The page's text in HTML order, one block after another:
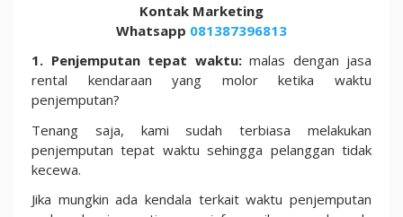
Kontak Marketing
Whatsapp 081387396813
1. Penjemputan tepat waktu: malas dengan jasa
rental kendaraan yang molor ketika waktu
penjemputan?
Tenang saja, kami sudah terbiasa melakukan
penjemputan tepat waktu sehingga pelanggan tidak
kecewa.
Jika mungkin ada kendala terkait waktu penjemputan